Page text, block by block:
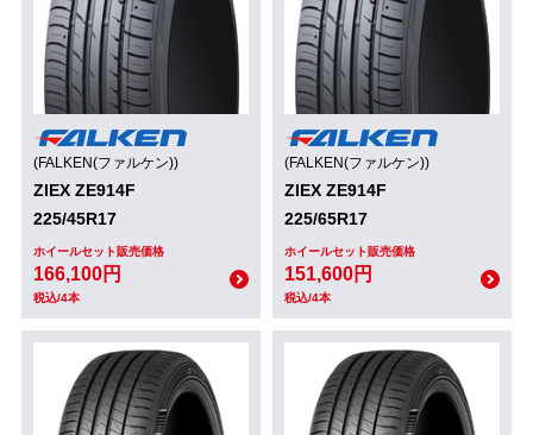
(FALKEN(ファルケン))
ZIEX ZE914F
225/45R17
ホイールセット販売価格
166,100円
税込/4本
(FALKEN(ファルケン))
ZIEX ZE914F
225/65R17
ホイールセット販売価格
151,600円
税込/4本